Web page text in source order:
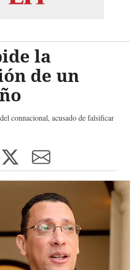
la
de un
connacional, acusado de falsificar